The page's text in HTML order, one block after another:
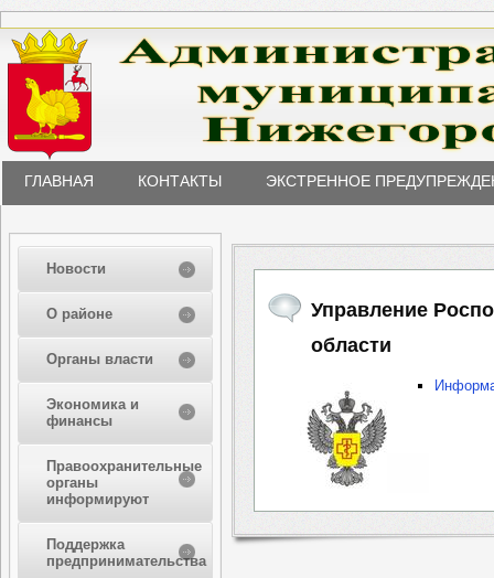
ГЛАВНАЯ КОНТАКТЫ ЭКСТРЕННОЕ
Новости
О районе
Органы власти
Экономика и
финансы
Правоохранительные
органы
информируют
Поддержка
предпринимательства
Управление
области